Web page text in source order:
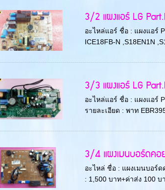
3/2 แผงแอร์ LG
อะไหล่แอร์ ชื่อ : แผงแอร์
ICE18FB-N ,S18EN1N
3/3 แผงแอร์ LG
อะไหล่แอร์ ชื่อ : แผงแอร์
รายละเอียด : พาท
3/4 แผงเมนบอร์ดคอ
อะไหล่ ชื่อ : แผงเมนบอร์ด
: 1,500 บาท+ค่าส่ง 100 บ